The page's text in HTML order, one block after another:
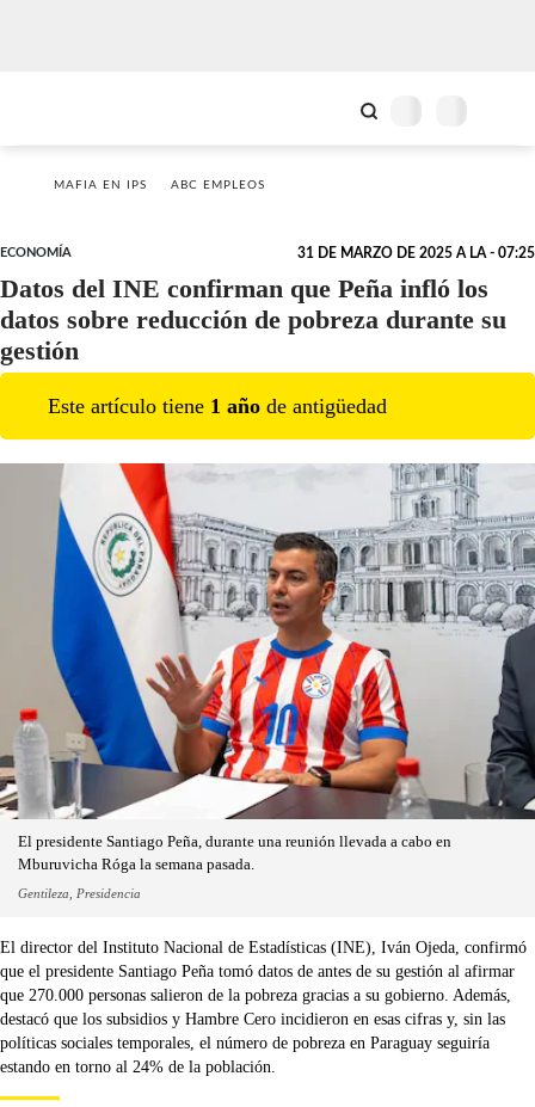
MAFIA EN IPS ABC EMPLEOS
ECONOMÍA 31 DE MARZO DE 2025 A LA - 07:25
Datos del INE confirman que Peña infló los
datos sobre reducción de pobreza durante su
gestión
Este artículo tiene 1 año de antigüedad
El presidente Santiago Peña, durante una reunión llevada a cabo en
Mburuvicha Róga la semana pasada.
Gentileza, Presidencia
El director del Instituto Nacional de Estadísticas (INE), Iván Ojeda, confirmó
que el presidente Santiago Peña tomó datos de antes de su gestión al afirmar
que 270.000 personas salieron de la pobreza gracias a su gobierno. Además,
destacó que los subsidios y Hambre Cero incidieron en esas cifras y, sin las
políticas sociales temporales, el número de pobreza en Paraguay seguiría
estando en torno al 24% de la población.